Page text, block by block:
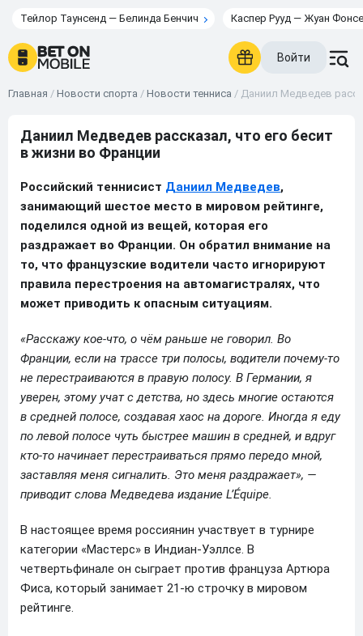
Тейлор Таунсенд — Белинда Бенчич Каспер Рууд — Жуан
Войти
Главная / Новости спорта / Новости тенниса / Даниил Медведев
Даниил Медведев рассказал, что его бесит
в жизни во Франции
Российский теннисист Даниил Медведев,
занимающий шестое место в мировом рейтинге,
поделился одной из вещей, которая его
раздражает во Франции. Он обратил внимание на
то, что французские водители часто игнорируют
правила перестроения на автомагистралях, что
может приводить к опасным ситуациям.
«Расскажу кое-что, о чём раньше не говорил. Во
Франции, если на трассе три полосы, водители почему-то
не перестраиваются в правую полосу. В Германии, я
уверен, этому учат с детства, но здесь многие остаются
в средней полосе, создавая хаос на дороге. Иногда я еду
по левой полосе чуть быстрее машин в средней, и вдруг
кто-то начинает перестраиваться прямо передо мной,
заставляя меня сигналить. Это меня раздражает», —
приводит слова Медведева издание L’Équipe.
В настоящее время россиянин участвует в турнире
категории «Мастерс» в Индиан-Уэллсе. В
четвертьфинале он сыграет против француза Артюра
Фиса, который занимает 21-ю строчку в мировом
рейтинге.